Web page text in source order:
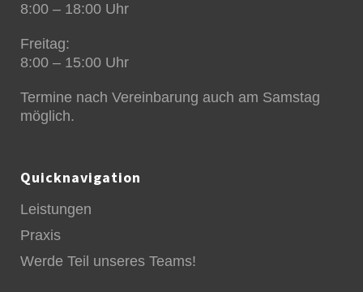
8:00 – 18:00 Uhr
Freitag:
8:00 – 15:00 Uhr
Termine nach Vereinbarung auch am Samstag
möglich.
Quicknavigation
Leistungen
Praxis
Werde Teil unseres Teams!